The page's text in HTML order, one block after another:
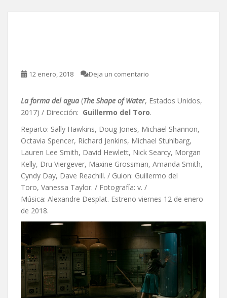
12 enero, 2018 Deja un comentario
La forma del agua (The Shape of Water, Estados Unidos,
2017) / Dirección: Guillermo del Toro.
Reparto: Sally Hawkins, Doug Jones, Michael Shannon,
Octavia Spencer, Richard Jenkins, Michael Stuhlbarg,
Lauren Lee Smith, David Hewlett, Nick Searcy, Morgan
Kelly, Dru Viergever, Maxine Grossman, Amanda Smith,
Cyndy Day, Dave Reachill. / Guion: Guillermo del
Toro, Vanessa Taylor. / Fotografía: v. /
Música: Alexandre Desplat. Estreno viernes 12 de enero
de 2018.